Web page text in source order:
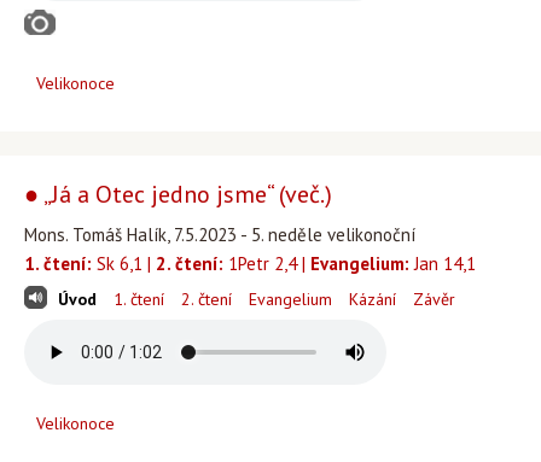
Velikonoce
● „Já a Otec jedno jsme“ (več.)
Mons. Tomáš Halík, 7.5.2023 - 5. neděle velikonoční
1. čtení: Sk 6,1 | 2. čtení: 1Petr 2,4 | Evangelium: Jan 14,1
Úvod 1. čtení 2. čtení Evangelium Kázání Závěr
Velikonoce